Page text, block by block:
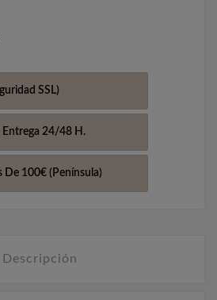
SSL)
Entrega 24/48 H.
De 100€ (Península)
Descripción